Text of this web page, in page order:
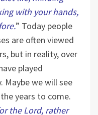
with your hands,
” Today people
are often viewed
but in reality, over
played
Maybe we will see
years to come.
the Lord, rather